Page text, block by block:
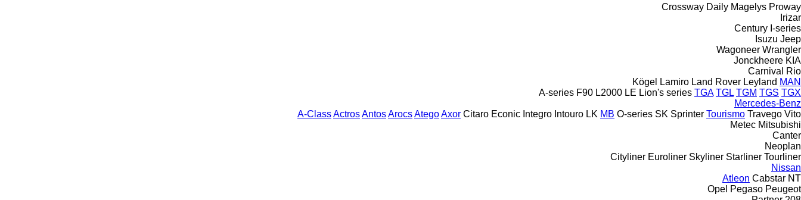
Crossway Daily Magelys Proway
Irizar
Century I-series
Isuzu Jeep
Wagoneer Wrangler
Jonckheere KIA
Carnival
Rio
Kögel
Lamiro Land Rover Leyland MAN
A-series F90 L2000 LE Lion's series TGA TGL TGM TGS TGX
Mercedes-Benz
A-ClassActrosAntosArocsAtegoAxor Citaro Econic Integro Intouro LK MB O-series SK Sprinter Tourismo Travego Vito
Metec Mitsubishi
Canter
Neoplan
Cityliner Euroliner Skyliner Starliner Tourliner
Nissan
Atleon Cabstar NT
Opel Pegaso Peugeot